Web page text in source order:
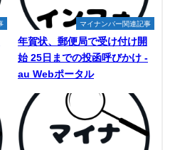
マイナンバー関連記事
年賀状、郵便局で受け付け開
始 25日までの投函呼びかけ -
au Webポータル